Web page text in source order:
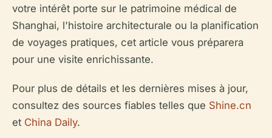
votre intérêt porte sur le patrimoine médical de
Shanghai, l'histoire architecturale ou la planification
de voyages pratiques, cet article vous préparera
pour une visite enrichissante.
Pour plus de détails et les dernières mises à jour,
consultez des sources fiables telles que Shine.cn
et China Daily.